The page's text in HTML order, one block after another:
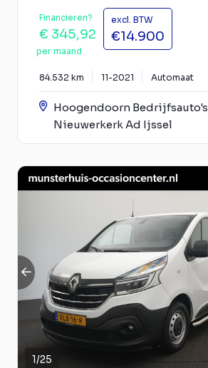
Financieren?
€ 345,92
per maand
excl. BTW
€14.900
84.532 km 11-2021 Automaat
Hoogendoorn Bedrijfsauto's
Nieuwerkerk Ad Ijssel
1/25